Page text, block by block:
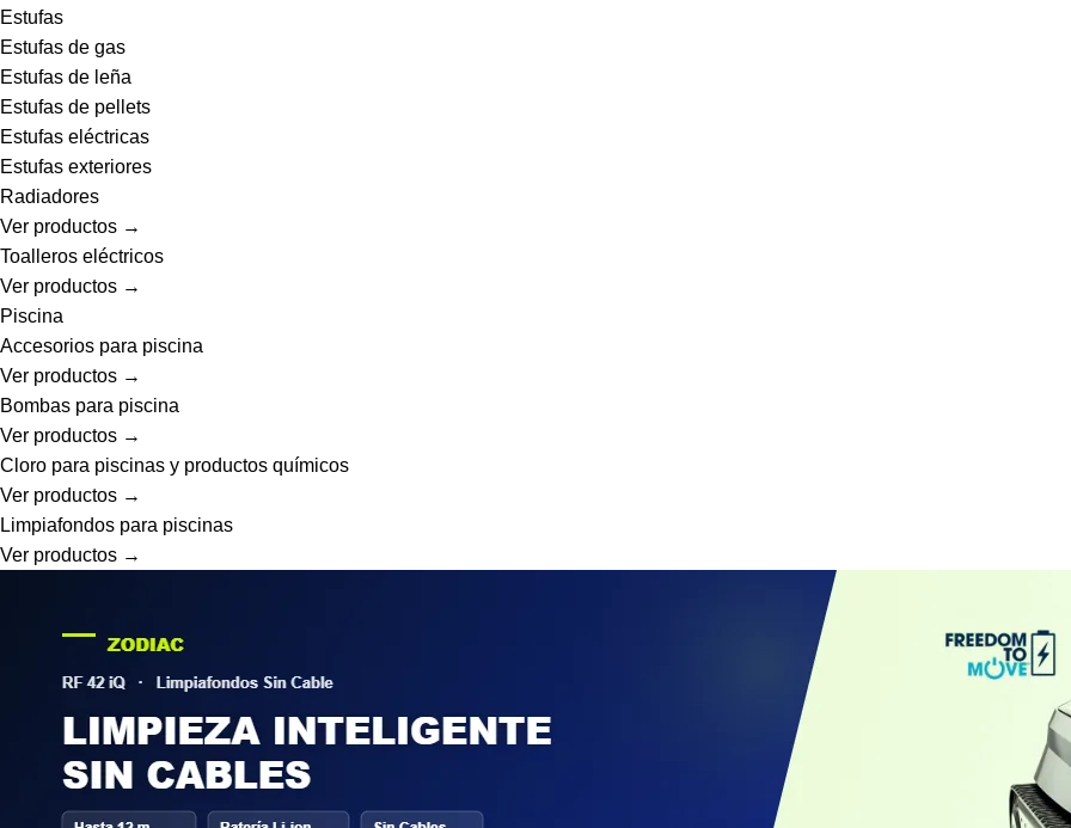
Estufas
Estufas de gas
Estufas de leña
Estufas de pellets
Estufas eléctricas
Estufas exteriores
Radiadores
Ver productos →
Toalleros eléctricos
Ver productos →
Piscina
Accesorios para piscina
Ver productos →
Bombas para piscina
Ver productos →
Cloro para piscinas y productos químicos
Ver productos →
Limpiafondos para piscinas
Ver productos →